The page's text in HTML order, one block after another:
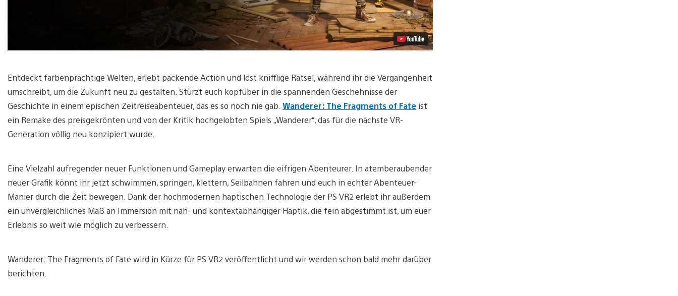
Entdeckt farbenprächtige Welten, erlebt packende Action und löst knifflige Rätsel, während ihr die Vergangenheit
umschreibt, um die Zukunft neu zu gestalten. Stürzt euch kopfüber in die spannenden Geschehnisse der
Geschichte in einem epischen Zeitreiseabenteuer, das es so noch nie gab. Wanderer: The Fragments of Fate ist
ein Remake des preisgekrönten und von der Kritik hochgelobten Spiels „Wanderer“, das für die nächste VR-
Generation völlig neu konzipiert wurde.
Eine Vielzahl aufregender neuer Funktionen und Gameplay erwarten die eifrigen Abenteurer. In atemberaubender
neuer Grafik könnt ihr jetzt schwimmen, springen, klettern, Seilbahnen fahren und euch in echter Abenteuer-
Manier durch die Zeit bewegen. Dank der hochmodernen haptischen Technologie der PS VR2 erlebt ihr außerdem
ein unvergleichliches Maß an Immersion mit nah- und kontextabhängiger Haptik, die fein abgestimmt ist, um euer
Erlebnis so weit wie möglich zu verbessern.
Wanderer: The Fragments of Fate wird in Kürze für PS VR2 veröffentlicht und wir werden schon bald mehr darüber
berichten.